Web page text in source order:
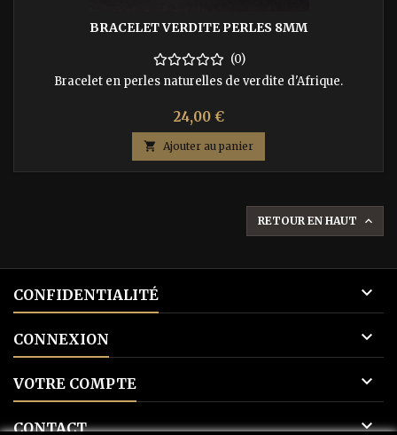
BRACELET VERDITE PERLES 8MM
(0)
Bracelet en perles naturelles de verdite d'Afrique.
Prix
24,00 €
 Ajouter au panier
RETOUR EN HAUT 
CONFIDENTIALITÉ 
CONNEXION 
VOTRE COMPTE 
CONTACT 